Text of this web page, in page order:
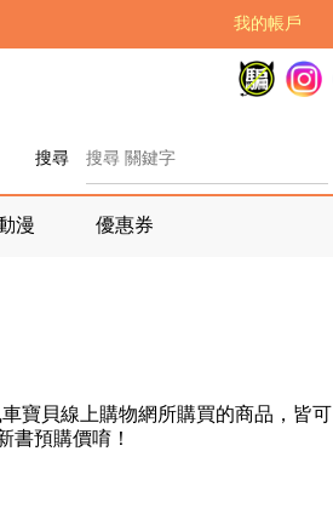
我的帳戶
搜尋
漫 優惠券
寶貝線上購物網所購買的商品，皆可
書預購價唷！